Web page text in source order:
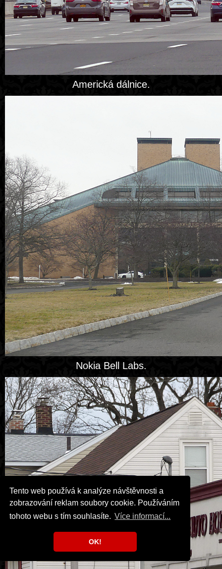
Tento web používá k analýze návštěvnosti a
zobrazování reklam soubory cookie. Používáním
tohoto webu s tím souhlasíte. Více informací...
OK!
Americká dálnice.
Nokia Bell Labs.